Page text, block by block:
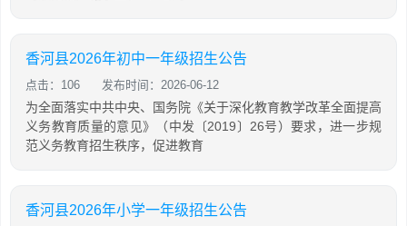
香河县2026年初中一年级招生公告
点击：106 发布时间：2026-06-12
为全面落实中共中央、国务院《关于深化教育教学改革全面提高
义务教育质量的意见》（中发〔2019〕26号）要求，进一步规
范义务教育招生秩序，促进教育
香河县2026年小学一年级招生公告